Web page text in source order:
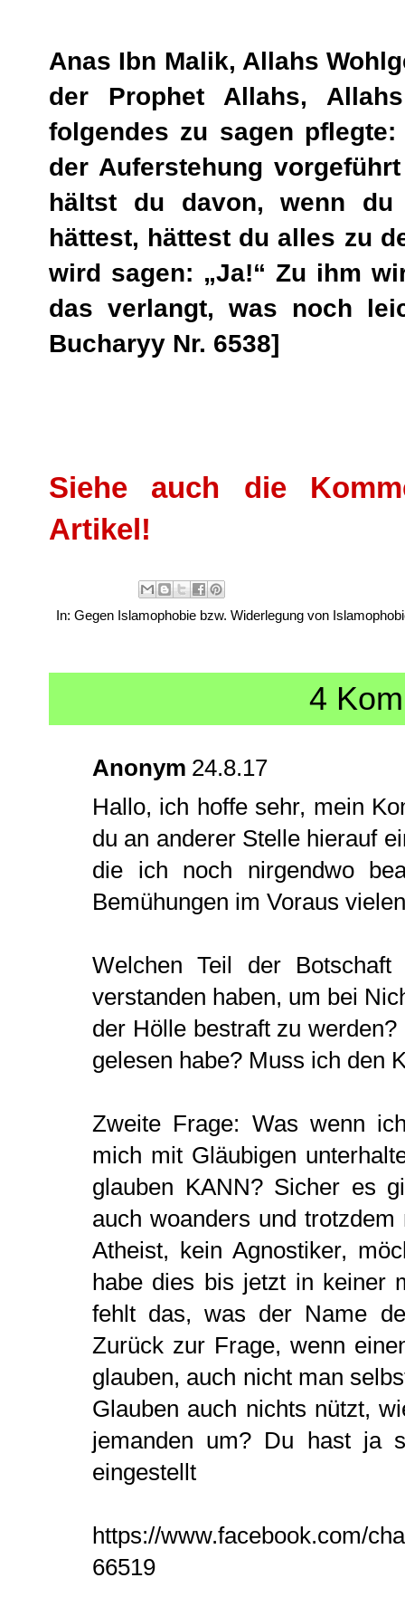
Anas Ibn Malik, Allahs
der Prophet Allahs,
folgendes zu sagen
der Auferstehung
hältst du davon, wenn
hättest, hättest du alles zu
wird sagen: „Ja!“ Zu ihm
das verlangt, was noch
Bucharyy Nr. 6538]
Siehe auch die
Artikel!
In: Gegen Islamophobie bzw. Widerlegung von
4
Anonym 24.8.17
Hallo, ich hoffe sehr, mein
du an anderer Stelle hierauf
die ich noch nirgendwo
Bemühungen im Voraus
Welchen Teil der
verstanden haben, um bei
der Hölle bestraft zu
gelesen habe? Muss ich den
Zweite Frage: Was wenn
mich mit Gläubigen
glauben KANN? Sicher es
auch woanders und
Atheist, kein Agnostiker,
habe dies bis jetzt in keiner
fehlt das, was der Name
Zurück zur Frage, wenn
glauben, auch nicht man
Glauben auch nichts nützt,
jemanden um? Du hast ja
eingestellt
https://www.facebook.com/
66519